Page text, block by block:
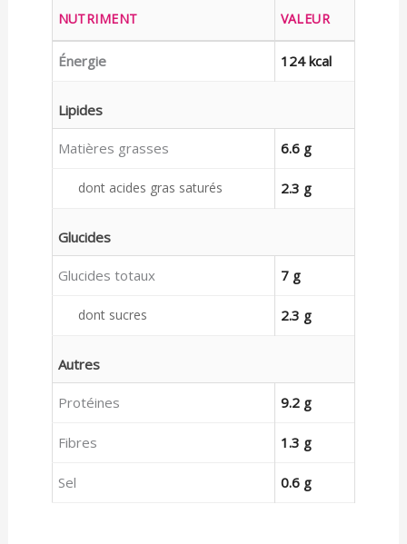
NUTRIMENT VALEUR
Énergie 124 kcal
Lipides
Matières grasses 6.6 g
dont acides gras saturés 2.3 g
Glucides
Glucides totaux 7 g
dont sucres 2.3 g
Autres
Protéines 9.2 g
Fibres 1.3 g
Sel 0.6 g